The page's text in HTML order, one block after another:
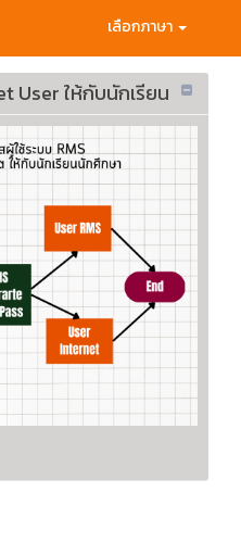
เลือกภาษา
User ให้กับนักเรียน